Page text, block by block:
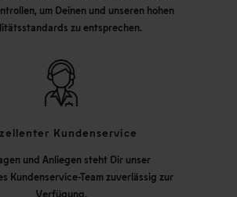
um Deinen und unseren hohen
zu entsprechen.
Kundenservice
und Anliegen steht Dir unser
Kundenservice-Team zuverlässig zur
Verfügung.